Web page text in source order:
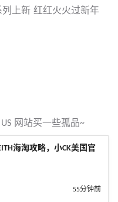
列上新 红红火火过新年
网站买一些孤品~
海淘攻略，小CK美国官
55分钟前